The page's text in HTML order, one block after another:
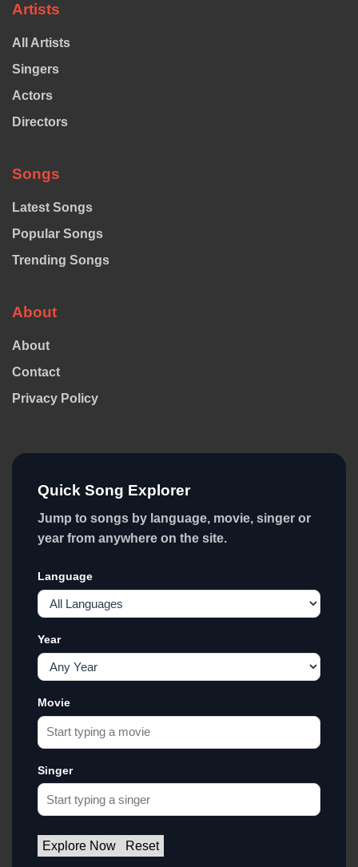
Artists
All Artists
Singers
Actors
Directors
Songs
Latest Songs
Popular Songs
Trending Songs
About
About
Contact
Privacy Policy
Quick Song Explorer
Jump to songs by language, movie, singer or
year from anywhere on the site.
Language
Year
Movie
Singer
Explore Now Reset